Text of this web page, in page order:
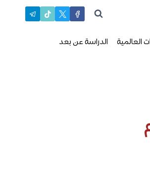
العالمية الدراسة عن بعد